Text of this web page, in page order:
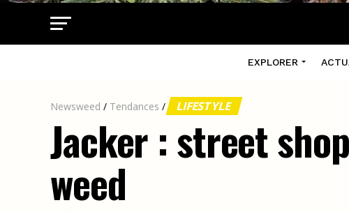
EXPLORER
Newsweed / Tendances / LIFESTYLE
Jacker : street
weed